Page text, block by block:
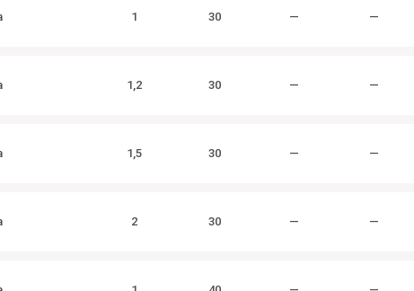
1 30 — —
1,2 30 — —
1,5 30 — —
2 30 — —